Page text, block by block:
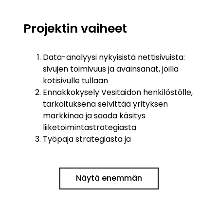
Projektin vaiheet
Data-analyysi nykyisistä nettisivuista:
sivujen toimivuus ja avainsanat, joilla
kotisivulle tullaan
Ennakkokysely Vesitaidon henkilöstölle,
tarkoituksena selvittää yrityksen
markkinaa ja saada käsitys
liiketoimintastrategiasta
Työpaja strategiasta ja
Työpaja brändin uusista suuntaviivoista;
markkinointiviestinnän kärkien ja